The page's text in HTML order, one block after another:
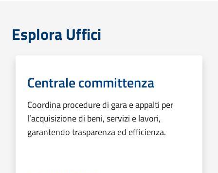
Esplora Uffici
Centrale committenza
Coordina procedure di gara e appalti per
l’acquisizione di beni, servizi e lavori,
garantendo trasparenza ed efficienza.